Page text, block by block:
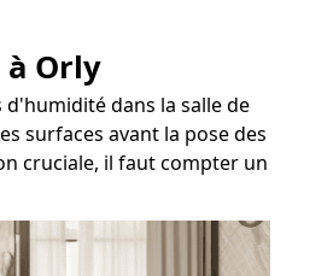
Orly
dans la salle de
surfaces avant la pose des
cruciale, il faut compter un